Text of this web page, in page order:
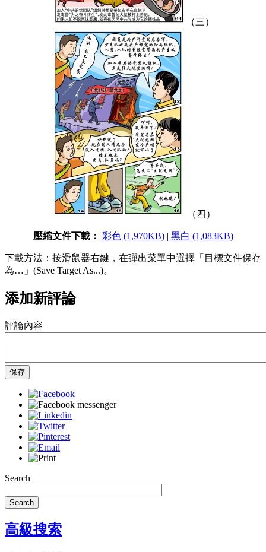
（三）
（四）
壓縮文件下載： 彩色 (1,970KB)| 黑白 (1,083KB)
下載方法：按滑鼠器右鍵，在彈出菜單中選擇「目標文件保存
為…」(Save Target As...)。
添加新評論
評論內容
保存
Search
Search
高級搜索